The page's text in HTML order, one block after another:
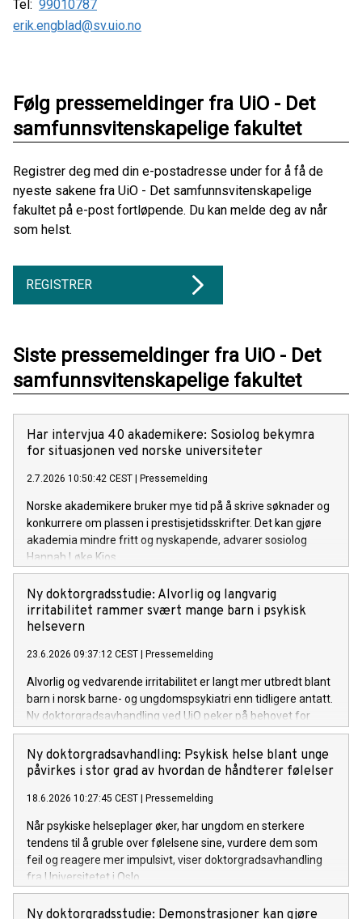
Tel: 99010787
erik.engblad@sv.uio.no
Følg pressemeldinger fra UiO - Det
samfunnsvitenskapelige fakultet
Registrer deg med din e-postadresse under for å få de
nyeste sakene fra UiO - Det samfunnsvitenskapelige
fakultet på e-post fortløpende. Du kan melde deg av når
som helst.
REGISTRER
Siste pressemeldinger fra UiO - Det
samfunnsvitenskapelige fakultet
Har intervjua 40 akademikere: Sosiolog bekymra
for situasjonen ved norske universiteter
2.7.2026 10:50:42 CEST Pressemelding
Norske akademikere bruker mye tid på å skrive søknader og
konkurrere om plassen i prestisjetidsskrifter. Det kan gjøre
akademia mindre fritt og nyskapende, advarer sosiolog
Hannah Løke Kjos.
Ny doktorgradsstudie: Alvorlig og langvarig
irritabilitet rammer svært mange barn i psykisk
helsevern
23.6.2026 09:37:12 CEST Pressemelding
Alvorlig og vedvarende irritabilitet er langt mer utbredt blant
barn i norsk barne- og ungdomspsykiatri enn tidligere antatt.
Ny doktorgradsavhandling ved UiO peker på behovet for
tidlig identifisering samt tiltak som retter seg mot både
barnets reguleringsvansker og foreldrenes belastning.
Ny doktorgradsavhandling: Psykisk helse blant unge
påvirkes i stor grad av hvordan de håndterer følelser
18.6.2026 10:27:45 CEST Pressemelding
Når psykiske helseplager øker, har ungdom en sterkere
tendens til å gruble over følelsene sine, vurdere dem som
feil og reagere mer impulsivt, viser doktorgradsavhandling
fra Universitetet i Oslo.
Ny doktorgradsstudie: Demonstrasjoner kan gjøre